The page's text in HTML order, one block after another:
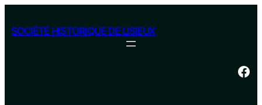
contenu
SOCIÉTÉ HISTORIQUE DE LISIEUX
Facebook